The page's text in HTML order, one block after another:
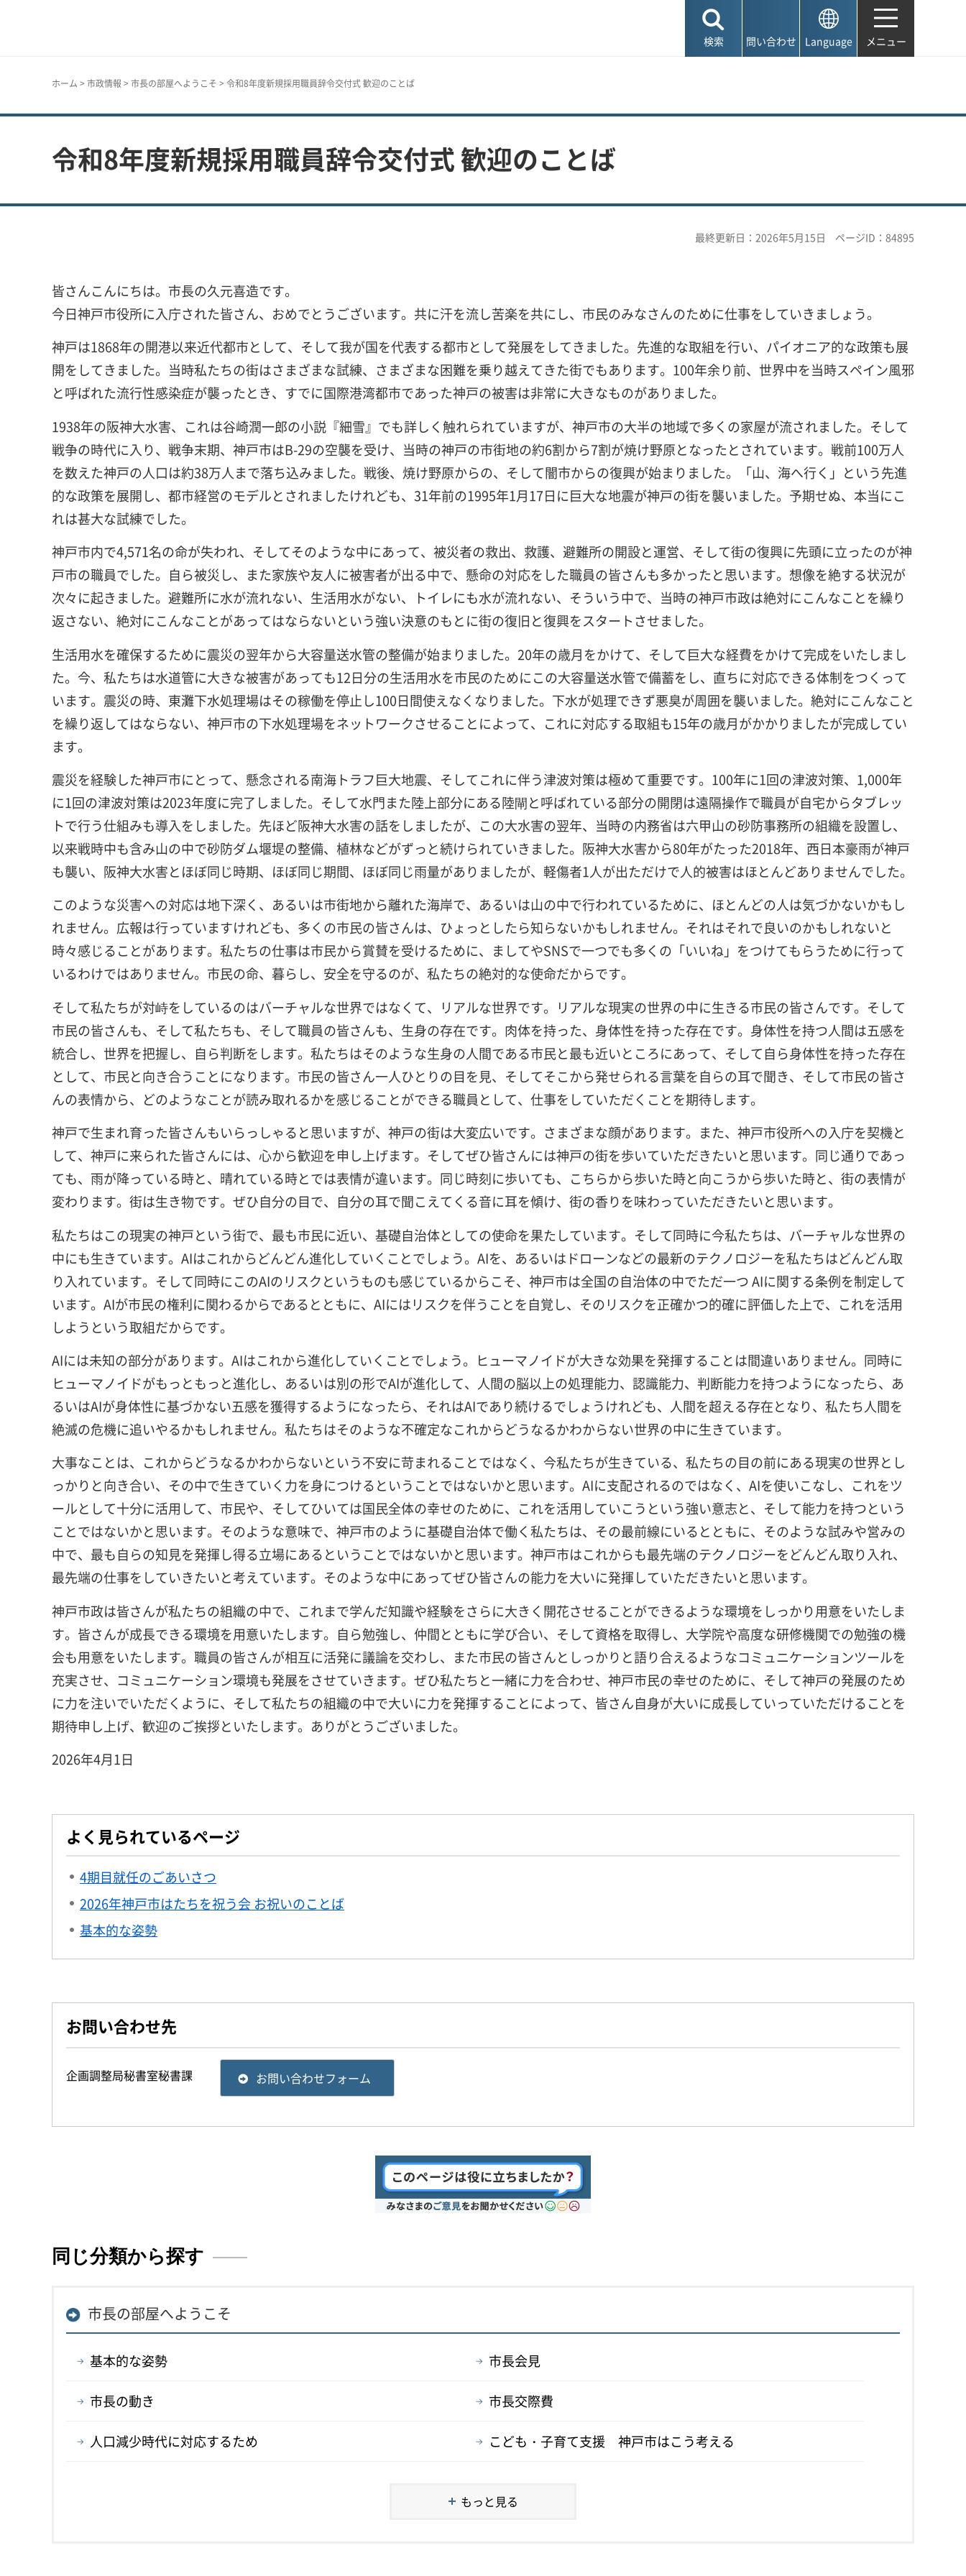
検索 問い合わせ Language メニュー
ホーム > 市政情報 > 市長の部屋へようこそ > 令和8年度新規採用職員辞令交付式 歓迎のことば
令和8年度新規採用職員辞令交付式 歓迎のことば
最終更新日：2026年5月15日 ページID：84895
皆さんこんにちは。市長の久元喜造です。
今日神戸市役所に入庁された皆さん、おめでとうございます。共に汗を流し苦楽を共にし、市民のみなさんのために仕事をしていきましょう。
神戸は1868年の開港以来近代都市として、そして我が国を代表する都市として発展をしてきました。先進的な取組を行い、パイオニア的な政策も展
開をしてきました。当時私たちの街はさまざまな試練、さまざまな困難を乗り越えてきた街でもあります。100年余り前、世界中を当時スペイン風邪
と呼ばれた流行性感染症が襲ったとき、すでに国際港湾都市であった神戸の被害は非常に大きなものがありました。
1938年の阪神大水害、これは谷崎潤一郎の小説『細雪』でも詳しく触れられていますが、神戸市の大半の地域で多くの家屋が流されました。そして
戦争の時代に入り、戦争末期、神戸市はB-29の空襲を受け、当時の神戸の市街地の約6割から7割が焼け野原となったとされています。戦前100万人
を数えた神戸の人口は約38万人まで落ち込みました。戦後、焼け野原からの、そして闇市からの復興が始まりました。「山、海へ行く」という先進
的な政策を展開し、都市経営のモデルとされましたけれども、31年前の1995年1月17日に巨大な地震が神戸の街を襲いました。予期せぬ、本当にこ
れは甚大な試練でした。
神戸市内で4,571名の命が失われ、そしてそのような中にあって、被災者の救出、救護、避難所の開設と運営、そして街の復興に先頭に立ったのが神
戸市の職員でした。自ら被災し、また家族や友人に被害者が出る中で、懸命の対応をした職員の皆さんも多かったと思います。想像を絶する状況が
次々に起きました。避難所に水が流れない、生活用水がない、トイレにも水が流れない、そういう中で、当時の神戸市政は絶対にこんなことを繰り
返さない、絶対にこんなことがあってはならないという強い決意のもとに街の復旧と復興をスタートさせました。
生活用水を確保するために震災の翌年から大容量送水管の整備が始まりました。20年の歳月をかけて、そして巨大な経費をかけて完成をいたしまし
た。今、私たちは水道管に大きな被害があっても12日分の生活用水を市民のためにこの大容量送水管で備蓄をし、直ちに対応できる体制をつくって
います。震災の時、東灘下水処理場はその稼働を停止し100日間使えなくなりました。下水が処理できず悪臭が周囲を襲いました。絶対にこんなこと
を繰り返してはならない、神戸市の下水処理場をネットワークさせることによって、これに対応する取組も15年の歳月がかかりましたが完成してい
ます。
震災を経験した神戸市にとって、懸念される南海トラフ巨大地震、そしてこれに伴う津波対策は極めて重要です。100年に1回の津波対策、1,000年
に1回の津波対策は2023年度に完了しました。そして水門また陸上部分にある陸閘と呼ばれている部分の開閉は遠隔操作で職員が自宅からタブレッ
トで行う仕組みも導入をしました。先ほど阪神大水害の話をしましたが、この大水害の翌年、当時の内務省は六甲山の砂防事務所の組織を設置し、
以来戦時中も含み山の中で砂防ダム堰堤の整備、植林などがずっと続けられていきました。阪神大水害から80年がたった2018年、西日本豪雨が神戸
も襲い、阪神大水害とほぼ同じ時期、ほぼ同じ期間、ほぼ同じ雨量がありましたが、軽傷者1人が出ただけで人的被害はほとんどありませんでした。
このような災害への対応は地下深く、あるいは市街地から離れた海岸で、あるいは山の中で行われているために、ほとんどの人は気づかないかもし
れません。広報は行っていますけれども、多くの市民の皆さんは、ひょっとしたら知らないかもしれません。それはそれで良いのかもしれないと
時々感じることがあります。私たちの仕事は市民から賞賛を受けるために、ましてやSNSで一つでも多くの「いいね」をつけてもらうために行って
いるわけではありません。市民の命、暮らし、安全を守るのが、私たちの絶対的な使命だからです。
そして私たちが対峙をしているのはバーチャルな世界ではなくて、リアルな世界です。リアルな現実の世界の中に生きる市民の皆さんです。そして
市民の皆さんも、そして私たちも、そして職員の皆さんも、生身の存在です。肉体を持った、身体性を持った存在です。身体性を持つ人間は五感を
統合し、世界を把握し、自ら判断をします。私たちはそのような生身の人間である市民と最も近いところにあって、そして自ら身体性を持った存在
として、市民と向き合うことになります。市民の皆さん一人ひとりの目を見、そしてそこから発せられる言葉を自らの耳で聞き、そして市民の皆さ
んの表情から、どのようなことが読み取れるかを感じることができる職員として、仕事をしていただくことを期待します。
神戸で生まれ育った皆さんもいらっしゃると思いますが、神戸の街は大変広いです。さまざまな顔があります。また、神戸市役所への入庁を契機と
して、神戸に来られた皆さんには、心から歓迎を申し上げます。そしてぜひ皆さんには神戸の街を歩いていただきたいと思います。同じ通りであっ
ても、雨が降っている時と、晴れている時とでは表情が違います。同じ時刻に歩いても、こちらから歩いた時と向こうから歩いた時と、街の表情が
変わります。街は生き物です。ぜひ自分の目で、自分の耳で聞こえてくる音に耳を傾け、街の香りを味わっていただきたいと思います。
私たちはこの現実の神戸という街で、最も市民に近い、基礎自治体としての使命を果たしています。そして同時に今私たちは、バーチャルな世界の
中にも生きています。AIはこれからどんどん進化していくことでしょう。AIを、あるいはドローンなどの最新のテクノロジーを私たちはどんどん取
り入れています。そして同時にこのAIのリスクというものも感じているからこそ、神戸市は全国の自治体の中でただ一つ AIに関する条例を制定して
います。AIが市民の権利に関わるからであるとともに、AIにはリスクを伴うことを自覚し、そのリスクを正確かつ的確に評価した上で、これを活用
しようという取組だからです。
AIには未知の部分があります。AIはこれから進化していくことでしょう。ヒューマノイドが大きな効果を発揮することは間違いありません。同時に
ヒューマノイドがもっともっと進化し、あるいは別の形でAIが進化して、人間の脳以上の処理能力、認識能力、判断能力を持つようになったら、あ
るいはAIが身体性に基づかない五感を獲得するようになったら、それはAIであり続けるでしょうけれども、人間を超える存在となり、私たち人間を
絶滅の危機に追いやるかもしれません。私たちはそのような不確定なこれからどうなるかわからない世界の中に生きています。
大事なことは、これからどうなるかわからないという不安に苛まれることではなく、今私たちが生きている、私たちの目の前にある現実の世界とし
っかりと向き合い、その中で生きていく力を身につけるということではないかと思います。AIに支配されるのではなく、AIを使いこなし、これをツ
ールとして十分に活用して、市民や、そしてひいては国民全体の幸せのために、これを活用していこうという強い意志と、そして能力を持つという
ことではないかと思います。そのような意味で、神戸市のように基礎自治体で働く私たちは、その最前線にいるとともに、そのような試みや営みの
中で、最も自らの知見を発揮し得る立場にあるということではないかと思います。神戸市はこれからも最先端のテクノロジーをどんどん取り入れ、
最先端の仕事をしていきたいと考えています。そのような中にあってぜひ皆さんの能力を大いに発揮していただきたいと思います。
神戸市政は皆さんが私たちの組織の中で、これまで学んだ知識や経験をさらに大きく開花させることができるような環境をしっかり用意をいたしま
す。皆さんが成長できる環境を用意いたします。自ら勉強し、仲間とともに学び合い、そして資格を取得し、大学院や高度な研修機関での勉強の機
会も用意をいたします。職員の皆さんが相互に活発に議論を交わし、また市民の皆さんとしっかりと語り合えるようなコミュニケーションツールを
充実させ、コミュニケーション環境も発展をさせていきます。ぜひ私たちと一緒に力を合わせ、神戸市民の幸せのために、そして神戸の発展のため
に力を注いでいただくように、そして私たちの組織の中で大いに力を発揮することによって、皆さん自身が大いに成長していっていただけることを
期待申し上げ、歓迎のご挨拶といたします。ありがとうございました。
2026年4月1日
よく見られているページ
4期目就任のごあいさつ
2026年神戸市はたちを祝う会 お祝いのことば
基本的な姿勢
お問い合わせ先
企画調整局秘書室秘書課 お問い合わせフォーム
同じ分類から探す
市長の部屋へようこそ
基本的な姿勢 市長会見
市長の動き 市長交際費
人口減少時代に対応するため こども・子育て支援 神戸市はこう考える
もっと見る